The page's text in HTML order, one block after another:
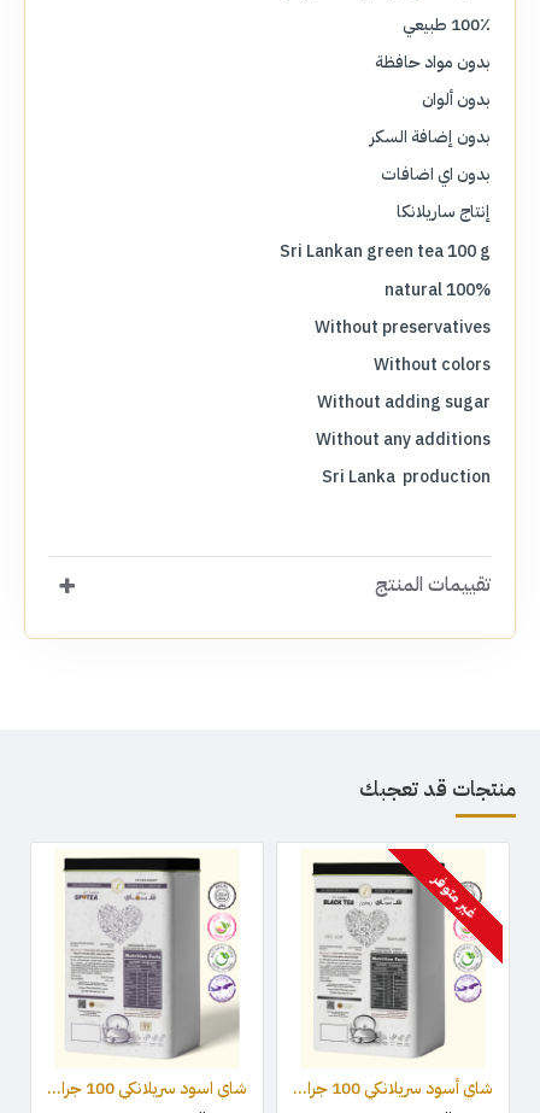
100٪ طبيعي
بدون مواد حافظة
بدون ألوان
بدون إضافة السكر
بدون اي اضافات
إنتاج ساريلانكا
Sri Lankan green tea 100 g
100% natural
Without preservatives
Without colors
Without adding sugar
Without any additions
Sri Lanka production
تقييمات المنتج
منتجات قد تعجبك
غير متوفر
شاي أسود سريلانكي 100 جرام - OPA شاي اسود سريلانكي 100 جرام - OP1